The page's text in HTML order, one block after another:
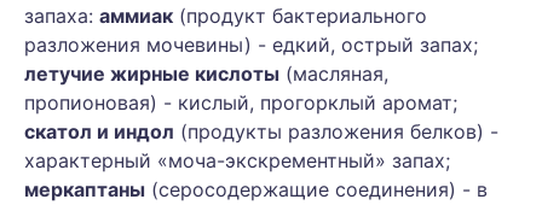
запаха: аммиак (продукт бактериального
разложения мочевины) - едкий, острый запах;
летучие жирные кислоты (масляная,
пропионовая) - кислый, прогорклый аромат;
скатол и индол (продукты разложения белков) -
характерный «моча-экскрементный» запах;
меркаптаны (серосодержащие соединения) - в